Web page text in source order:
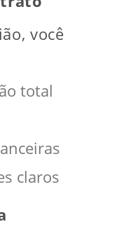
você
total
claros